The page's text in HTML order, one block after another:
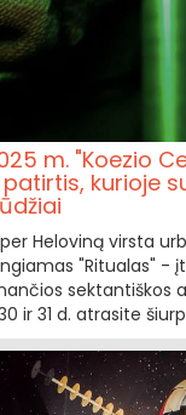
m. "Koezio
kurioje
Heloviną virsta
"Ritualas" -
sektantiškos
ir 31 d. atrasite